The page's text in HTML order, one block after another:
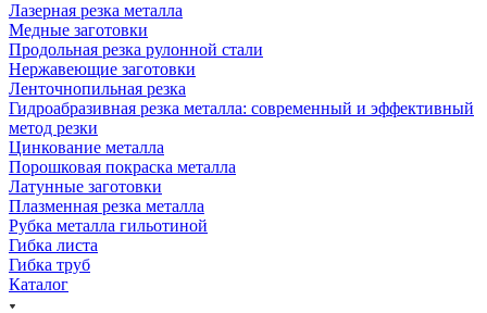
Лазерная резка металла
Медные заготовки
Продольная резка рулонной стали
Нержавеющие заготовки
Ленточнопильная резка
Гидроабразивная резка металла: современный и эффективный
метод резки
Цинкование металла
Порошковая покраска металла
Латунные заготовки
Плазменная резка металла
Рубка металла гильотиной
Гибка листа
Гибка труб
Каталог